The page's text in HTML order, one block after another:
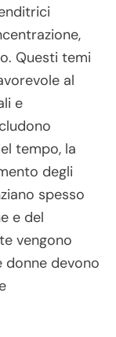
Questi temi
al
e
tempo, la
degli
spesso
e del
vengono
donne devono